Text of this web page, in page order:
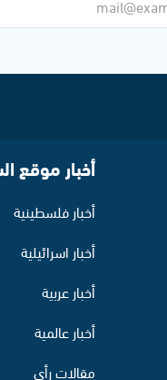
أخبار موقع
أخبار فلسطينية
أخبار اسرائيلية
أخبار عربية
أخبار عالمية
مقالات رأي